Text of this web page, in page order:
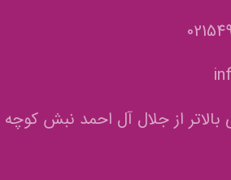
بالاتر از جلال آل احمد نبش